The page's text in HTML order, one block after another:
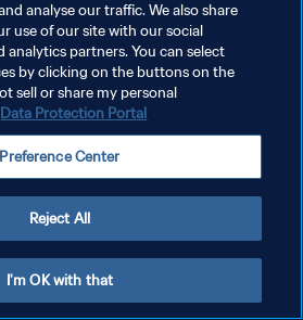
analyse our traffic. We also share
use of our site with our social
analytics partners. You can select
by clicking on the buttons on the
sell or share my personal
Data Protection Portal
Preference Center
Reject All
I'm OK with that